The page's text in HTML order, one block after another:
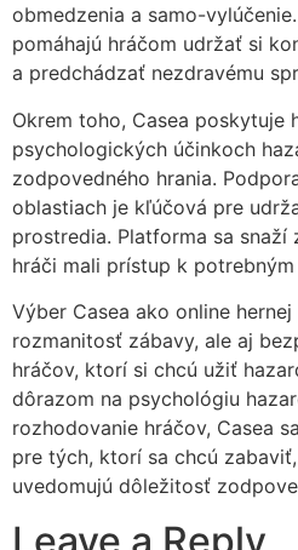
obmedzenia a samo-
pomáhajú hráčom udržať si
a predchádzať nezdravému
Okrem toho, Casea poskytuje
psychologických účinkoch
zodpovedného hrania.
oblastiach je kľúčová pre
prostredia. Platforma sa
hráči mali prístup k
Výber Casea ako online
rozmanitosť zábavy, ale aj
hráčov, ktorí si chcú užiť
dôrazom na psychológiu
rozhodovanie hráčov, Casea
pre tých, ktorí sa chcú
uvedomujú dôležitosť
Leave a Reply